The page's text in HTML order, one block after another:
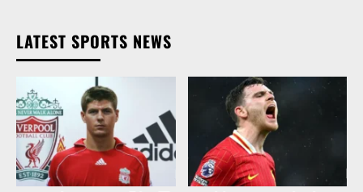
LATEST SPORTS NEWS